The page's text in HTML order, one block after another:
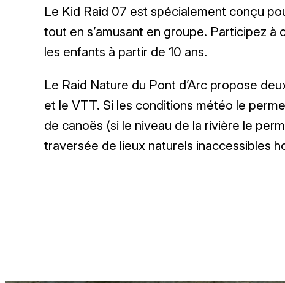
Le Kid Raid 07 est spécialement conçu
tout en s’amusant en groupe. Participez à
les enfants à partir de 10 ans.
Le Raid Nature du Pont d’Arc propose
et le VTT. Si les conditions météo le
de canoës (si le niveau de la rivière le
traversée de lieux naturels inaccessibles